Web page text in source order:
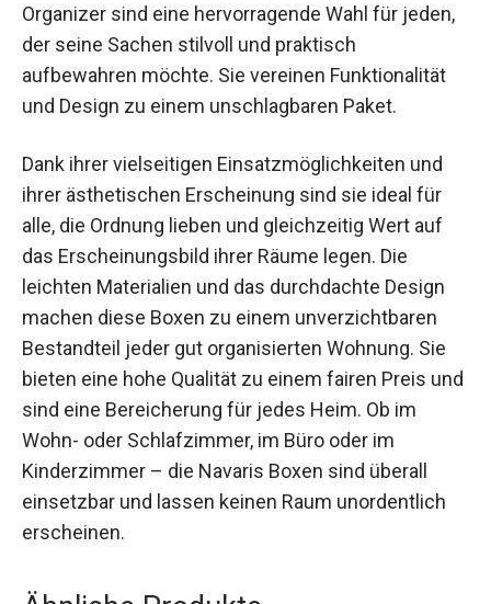
Organizer sind eine hervorragende Wahl für jeden,
der seine Sachen stilvoll und praktisch
aufbewahren möchte. Sie vereinen Funktionalität
und Design zu einem unschlagbaren Paket.
Dank ihrer vielseitigen Einsatzmöglichkeiten und
ihrer ästhetischen Erscheinung sind sie ideal für
alle, die Ordnung lieben und gleichzeitig Wert auf
das Erscheinungsbild ihrer Räume legen. Die
leichten Materialien und das durchdachte Design
machen diese Boxen zu einem unverzichtbaren
Bestandteil jeder gut organisierten Wohnung. Sie
bieten eine hohe Qualität zu einem fairen Preis und
sind eine Bereicherung für jedes Heim. Ob im
Wohn- oder Schlafzimmer, im Büro oder im
Kinderzimmer – die Navaris Boxen sind überall
einsetzbar und lassen keinen Raum unordentlich
erscheinen.